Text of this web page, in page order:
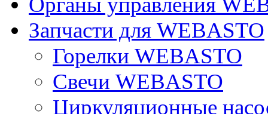
Запчасти для WEBASTO
Горелки WEBASTO
Свечи WEBASTO
Циркуляционные